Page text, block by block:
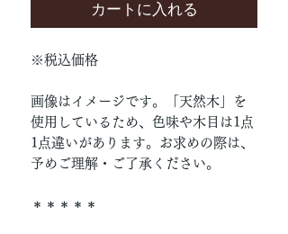
カートに入れる
※税込価格
画像はイメージです。「天然木」を
使用しているため、色味や木目は1点
1点違いがあります。お求めの際は、
予めご理解・ご了承ください。
＊＊＊＊＊